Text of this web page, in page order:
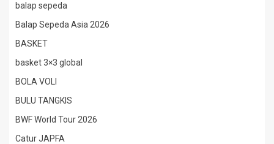
balap sepeda
Balap Sepeda Asia 2026
BASKET
basket 3×3 global
BOLA VOLI
BULU TANGKIS
BWF World Tour 2026
Catur JAPFA